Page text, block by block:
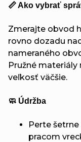
📏 Ako vybrať
Zmerajte obvod
rovno dozadu
nameraného
Pružné
veľkosť väčšie.
🧼 Údržba
Perte šetrne
pracom